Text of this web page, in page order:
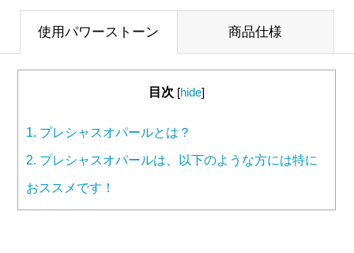
使用パワーストーン 商品仕様
目次 [hide]
1. プレシャスオパールとは？
2. プレシャスオパールは、以下のような方には特に
おススメです！